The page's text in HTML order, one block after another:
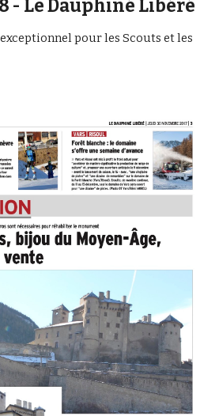
pour les Scouts et les